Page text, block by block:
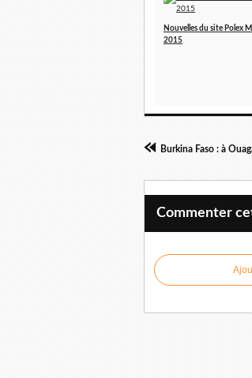
Nouvelles du site Polex
2015
Burkina Faso : à
Commenter